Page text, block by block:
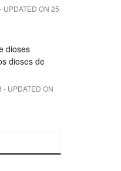
UPDATED ON 25
dioses
dioses de
- UPDATED ON